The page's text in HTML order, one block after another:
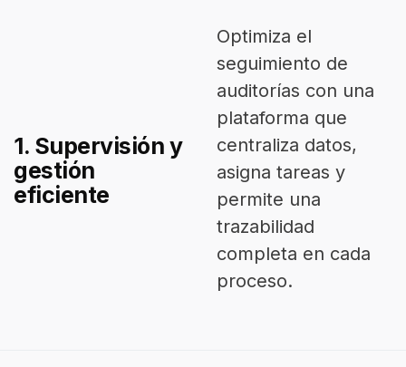
1. Supervisión y
gestión
eficiente
Optimiza el
seguimiento de
auditorías con una
plataforma que
centraliza datos,
asigna tareas y
permite una
trazabilidad
completa en cada
proceso.